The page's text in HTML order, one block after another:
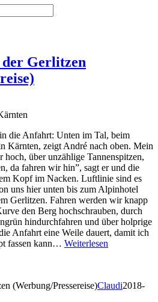
Gerlitzen
die Anfahrt: Unten im Tal, beim
Kärnten, zeigt André nach oben. Mein
über unzählige Tannenspitzen,
da fahren wir hin”, sagt er und die
Kopf im Nacken. Luftlinie sind es
uns hier unten bis zum Alpinhotel
Gerlitzen. Fahren werden wir knapp
den Berg hochschrauben, durch
hindurchfahren und über holprige
Anfahrt eine Weile dauert, damit ich
fassen kann… Weiterlesen
(Werbung/Pressereise)Claudi2018-